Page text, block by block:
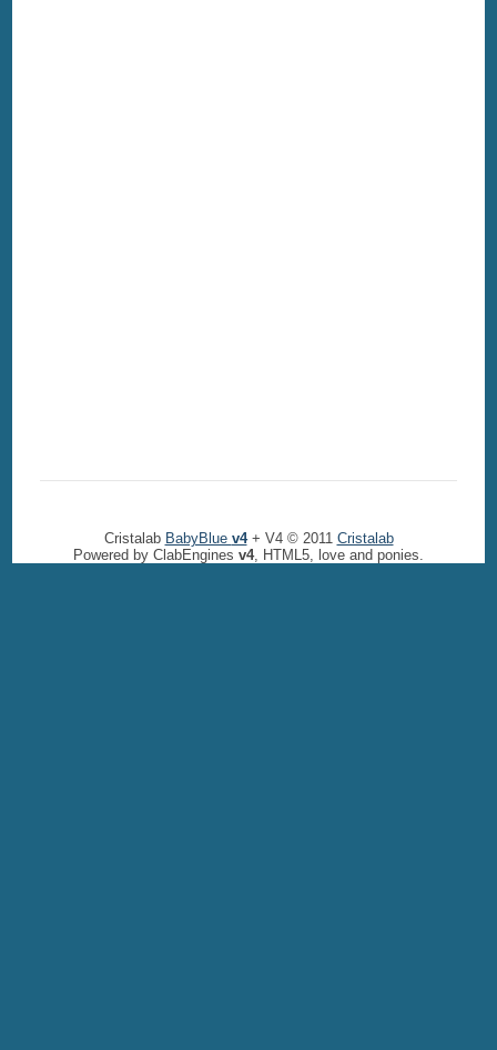
Cristalab BabyBlue v4+ V4 © 2011 Cristalab
Powered by ClabEngines v4, HTML5, love and ponies.